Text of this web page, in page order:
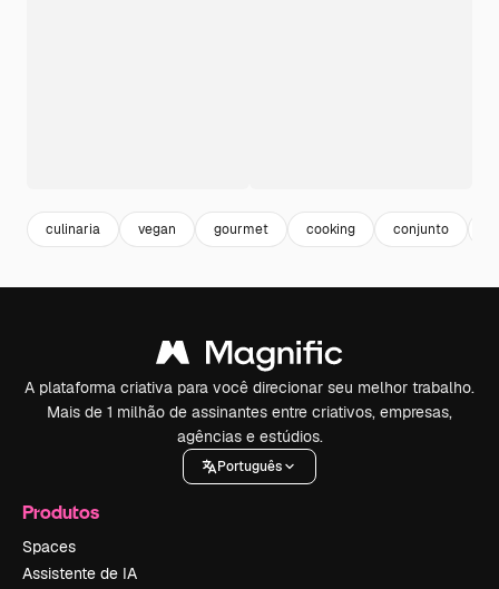
culinaria vegan gourmet cooking conjunto
A plataforma criativa para você direcionar seu melhor trabalho.
Mais de 1 milhão de assinantes entre criativos, empresas,
agências e estúdios.
Português
Produtos
Spaces
Assistente de IA